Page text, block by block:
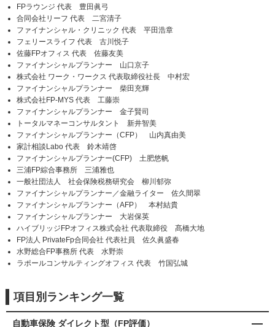
FPラウンジ 代表 豊田眞弓
合同会社リーフ 代表 二宮清子
ファイナンシャル・クリニック 代表 平田浩章
フェリースライフ 代表 古川悦子
佐藤FPオフィス 代表 佐藤友美
ファイナンシャルプランナー 山口京子
株式会社 ワーク・ワークス 代表取締役社長 中村宏
ファイナンシャルプランナー 柴田充輝
株式会社FP-MYS 代表 工藤崇
ファイナンシャルプランナー 金子賢司
トータルマネーコンサルタント 新井智美
ファイナンシャルプランナー（CFP） 山内真由美
家計相談Labo 代表 鈴木靖啓
ファイナンシャルプランナー(CFP) 土肥悠帆
三浦FP綜合事務所 三浦雅也
一般社団法人 社会保険税務研究会 柳川郁弥
ファイナンシャルプランナー／金融ライター 佐久間翠
ファイナンシャルプランナー（AFP） 本村結貴
ファイナンシャルプランナー 大岩保英
ハイブリッジFPオフィス株式会社 代表取締役 髙橋大地
FP法人 PrivateFp合同会社 代表社員 佐久眞盛春
水野総合FP事務所 代表 水野崇
ラポールコンサルティングオフィス 代表 竹国弘城
項目別ランキング一覧
自動車保険 ダイレクト型（FP評価）